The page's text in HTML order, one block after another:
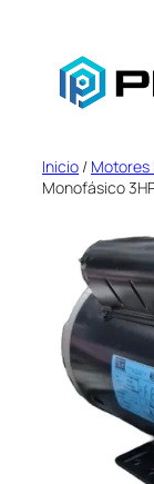
contenido
Inicio /
Monofásico